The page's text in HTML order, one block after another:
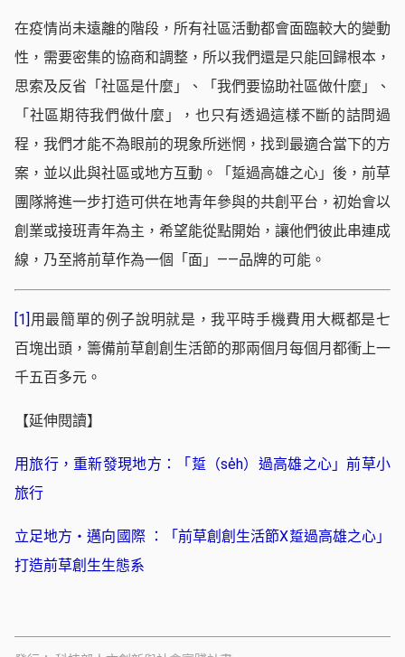
在疫情尚未遠離的階段，所有社區活動都會面臨較大的變動
性，需要密集的協商和調整，所以我們還是只能回歸根本，
思索及反省「社區是什麼」、「我們要協助社區做什麼」、
「社區期待我們做什麼」，也只有透過這樣不斷的詰問過
程，我們才能不為眼前的現象所迷惘，找到最適合當下的方
案，並以此與社區或地方互動。「踅過高雄之心」後，前草
團隊將進一步打造可供在地青年參與的共創平台，初始會以
創業或接班青年為主，希望能從點開始，讓他們彼此串連成
線，乃至將前草作為一個「面」——品牌的可能。
[1] 用最簡單的例子說明就是，我平時手機費用大概都是七
百塊出頭，籌備前草創創生活節的那兩個月每個月都衝上一
千五百多元。
【延伸閱讀】
用旅行，重新發現地方：「踅（se̍h）過高雄之心」前草小
旅行
立足地方・邁向國際 ：「前草創創生活節X踅過高雄之心」
打造前草創生生態系